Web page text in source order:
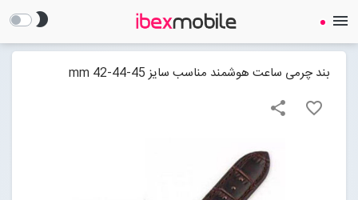
brightness_2 menu
بند چرمی ساعت هوشمند مناسب سایز mm 42-44-45
favorite_border
share